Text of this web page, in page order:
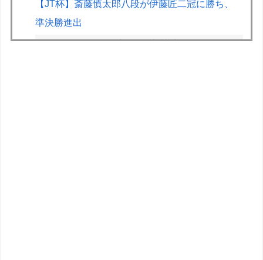
【JT杯】斎藤慎太郎八段が伊藤匠二冠に勝ち、
準決勝進出
F1が2028年の開催地として協議中の場所：ホッ